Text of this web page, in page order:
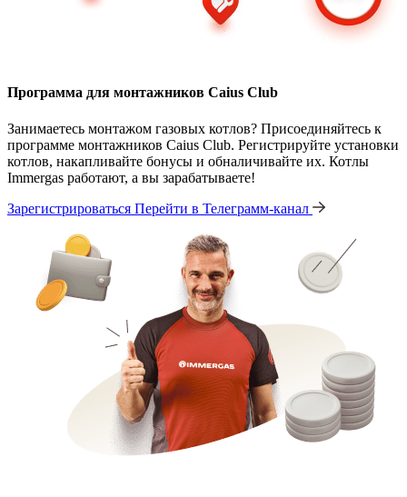
Программа для монтажников Caius Club
Занимаетесь монтажом газовых котлов? Присоединяйтесь к
программе монтажников Caius Club. Регистрируйте установки
котлов, накапливайте бонусы и обналичивайте их. Котлы
Immergas работают, а вы зарабатываете!
Зарегистрироваться Перейти в Телеграмм-канал